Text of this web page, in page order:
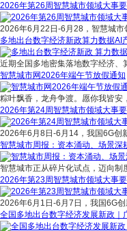
2026年第26周智慧城市领域大事
2026年6月22日-6月28，智慧城市
多地出台数字经济新政算力数据AI
近期全国多地密集落地数字经济、
智慧城市网2026年端午节放假通知
粽叶飘香，龙舟争渡。愿你我皆安
2026年第24周智慧城市领域大事
2026年6月8日-6月14，我国6G创
智慧城市周报：资本涌动、场景深
智慧城市正从碎片化试点，迈向制
2026年第23周智慧城市领域大事
2026年6月1日-6月7日，我国6G
全国多地出台数字经济发展新政｜